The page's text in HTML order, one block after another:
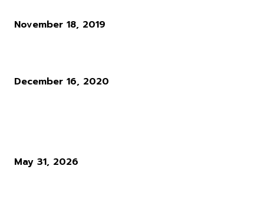
November 18, 2019
December 16, 2020
May 31, 2026